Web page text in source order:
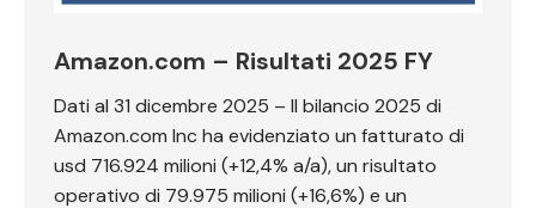
Amazon.com – Risultati 2025 FY
Dati al 31 dicembre 2025 – Il bilancio 2025 di
Amazon.com Inc ha evidenziato un fatturato di
usd 716.924 milioni (+12,4% a/a), un risultato
operativo di 79.975 milioni (+16,6%) e un